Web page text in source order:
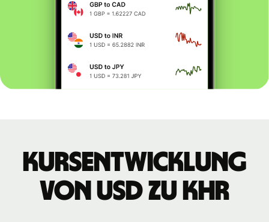
Kursentwicklung
von USD zu KHR